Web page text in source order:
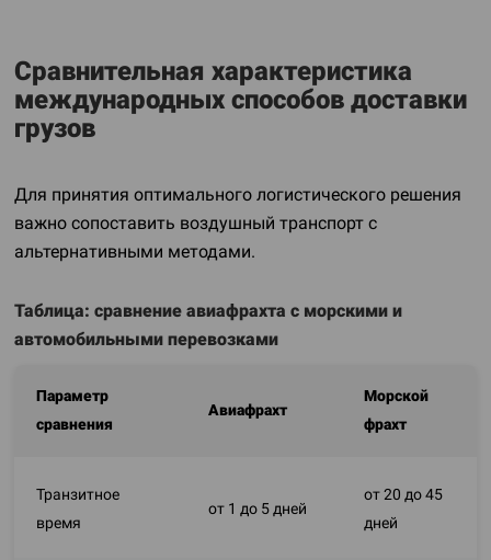
Сравнительная характеристика
международных способов доставки
грузов
Для принятия оптимального логистического решения
важно сопоставить воздушный транспорт с
альтернативными методами.
Таблица: сравнение авиафрахта с морскими и
автомобильными перевозками
Параметр
сравнения
Авиафрахт
Морской
фрахт
Транзитное
время
от 1 до 5 дней
от 20 до 45
дней